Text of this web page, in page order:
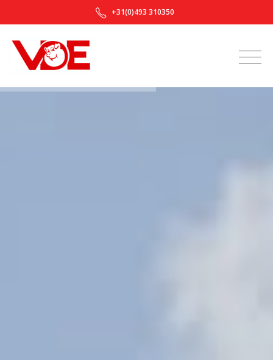
+31(0)493 310350